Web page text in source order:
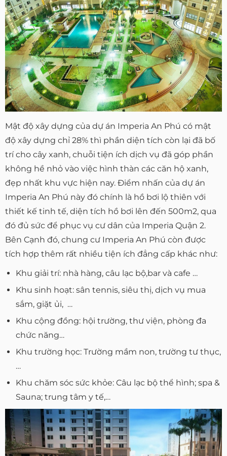
Mật độ xây dựng của dự án Imperia An Phú có mật
độ xây dựng chỉ 28% thì phần diện tích còn lại đã bố
trí cho cây xanh, chuỗi tiện ích dịch vụ đã góp phần
không hề nhỏ vào việc hình thàn các căn hộ xanh,
đẹp nhất khu vực hiện nay. Điểm nhấn của dự án
Imperia An Phú này đó chính là hồ bơi lộ thiên với
thiết kế tinh tế, diện tích hồ bơi lên đến 500m2, qua
đó đủ sức để phục vụ cư dân của Imperia Quận 2.
Bên Cạnh đó, chung cư Imperia An Phú còn được
tích hợp thêm rất nhiều tiện ích đẳng cấp khác như:
Khu giải trí: nhà hàng, câu lạc bộ,bar và cafe …
Khu sinh hoạt: sân tennis, siêu thị, dịch vụ mua
sắm, giặt ủi, …
Khu cộng đồng: hội trường, thư viện, phòng đa
chức năng…
Khu trường học: Trường mầm non, trường tư thục,
…
Khu chăm sóc sức khỏe: Câu lạc bộ thể hình; spa &
Sauna; trung tâm y tế,…